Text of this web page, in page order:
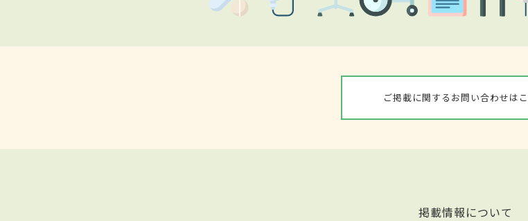
ご掲載に関するお問い合わせは
掲載情報について